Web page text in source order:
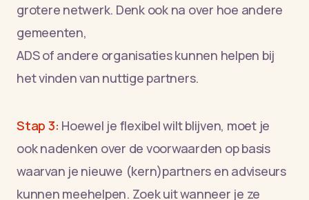
grotere netwerk. Denk ook na over hoe andere
gemeenten,
ADS of andere organisaties kunnen helpen bij
het vinden van nuttige partners.
Stap 3: Hoewel je flexibel wilt blijven, moet je
ook nadenken over de voorwaarden op basis
waarvan je nieuwe (kern)partners en adviseurs
kunnen meehelpen. Zoek uit wanneer je ze